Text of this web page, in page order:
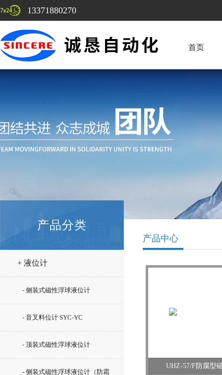
13371880270
首页
产品分类
+ 液位计
- 侧装式磁性浮球液位计
- 音叉料位计 SYC-YC
- 顶装式磁性浮球液位计
- 侧装式磁性浮球液位计（防霜
产品中心
UHZ-57/F防腐型